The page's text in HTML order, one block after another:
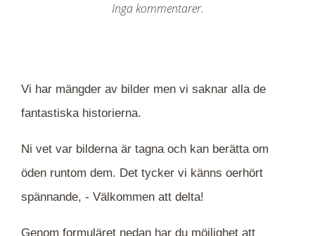
Inga kommentarer.
Vi har mängder av bilder men vi saknar alla de
fantastiska historierna.
Ni vet var bilderna är tagna och kan berätta om
öden runtom dem. Det tycker vi känns oerhört
spännande, - Välkommen att delta!
Genom formuläret nedan har du möjlighet att